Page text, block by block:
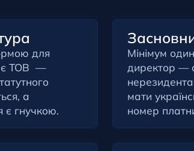
для
є ТОВ —
а
є гнучкою.
Мінімум
директор —
мати
номер